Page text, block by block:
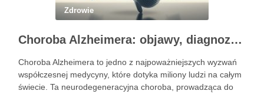
Zdrowie
Choroba Alzheimera: objawy, diagnoza i metody leczenia
Choroba Alzheimera to jedno z najpoważniejszych wyzwań
współczesnej medycyny, które dotyka miliony ludzi na całym
świecie. Ta neurodegeneracyjna choroba, prowadząca do